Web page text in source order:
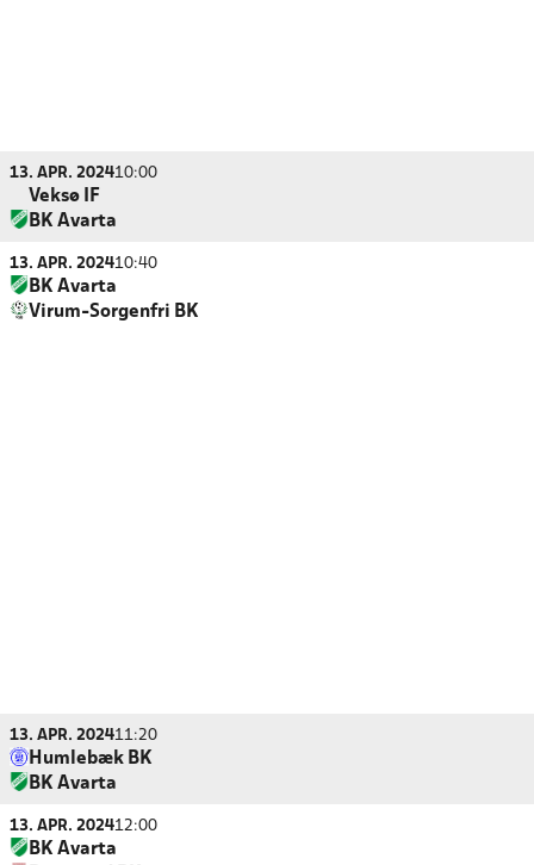
13. APR. 202410:00
Veksø IF
BK Avarta
13. APR. 202410:40
BK Avarta
Virum-Sorgenfri BK
13. APR. 202411:20
Humlebæk BK
BK Avarta
13. APR. 202412:00
BK Avarta